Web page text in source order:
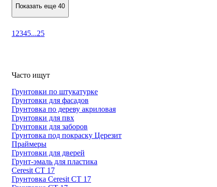
Показать еще 40
1 2345...25
Часто ищут
Грунтовки по штукатурке
Грунтовки для фасадов
Грунтовка по дереву акриловая
Грунтовки для пвх
Грунтовки для заборов
Грунтовка под покраску Церезит
Праймеры
Грунтовки для дверей
Грунт-эмаль для пластика
Ceresit CT 17
Грунтовка Ceresit CT 17